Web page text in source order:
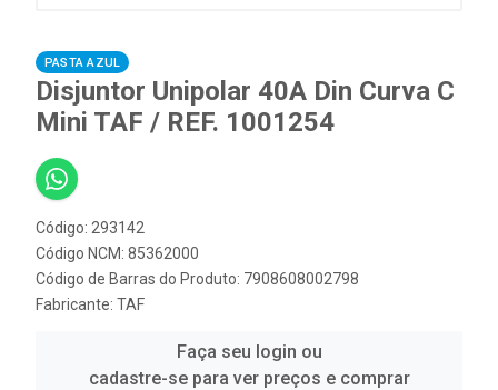
PASTA AZUL
Disjuntor Unipolar 40A Din Curva C
Mini TAF / REF. 1001254
Código: 293142
Código NCM: 85362000
Código de Barras do Produto: 7908608002798
Fabricante: TAF
Faça seu login ou
cadastre-se para ver preços e comprar